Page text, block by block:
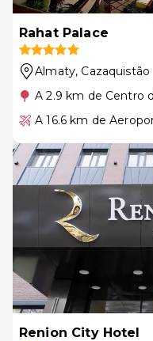
Rahat Palace
Almaty, Cazaquistão
A 2.9 km de Centro
A 16.6 km de
Renion City Hotel